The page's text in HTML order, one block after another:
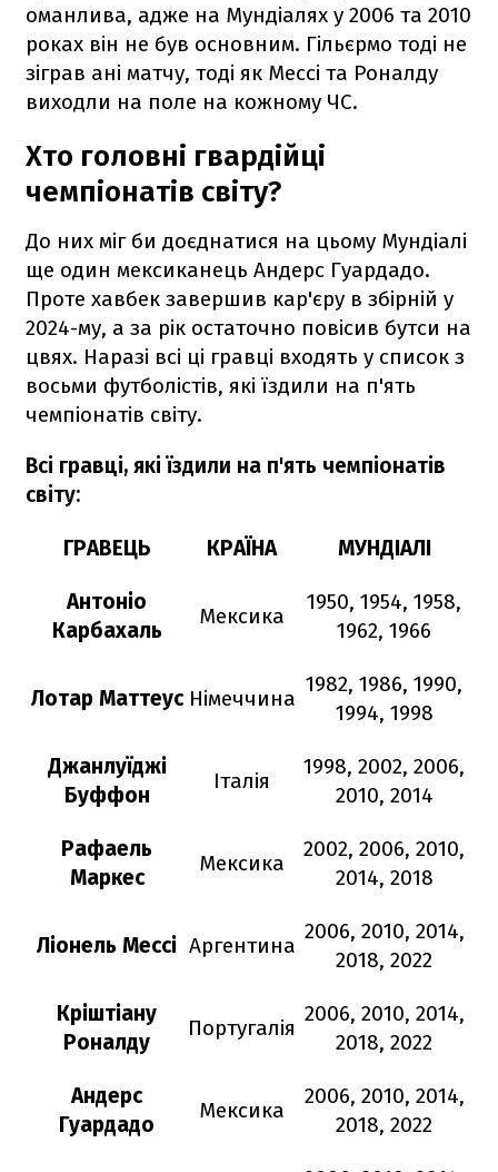
оманлива, адже на Мундіалях у 2006 та 2010
роках він не був основним. Гільєрмо тоді не
зіграв ані матчу, тоді як Мессі та Роналду
виходли на поле на кожному ЧС.
Хто головні гвардійці
чемпіонатів світу?
До них міг би доєднатися на цьому Мундіалі
ще один мексиканець Андерс Гуардадо.
Проте хавбек завершив кар'єру в збірній у
2024-му, а за рік остаточно повісив бутси на
цвях. Наразі всі ці гравці входять у список з
восьми футболістів, які їздили на п'ять
чемпіонатів світу.
Всі гравці, які їздили на п'ять чемпіонатів
світу:
ГРАВЕЦЬ КРАЇНА МУНДІАЛІ
Антоніо
Карбахаль
Мексика
1950, 1954, 1958,
1962, 1966
Лотар Маттеус Німеччина
1982, 1986, 1990,
1994, 1998
Джанлуїджі
Буффон
Італія
1998, 2002, 2006,
2010, 2014
Рафаель
Маркес
Мексика
2002, 2006, 2010,
2014, 2018
Ліонель Мессі Аргентина
2006, 2010, 2014,
2018, 2022
Кріштіану
Роналду
Португалія
2006, 2010, 2014,
2018, 2022
Андерс
Гуардадо
Мексика
2006, 2010, 2014,
2018, 2022